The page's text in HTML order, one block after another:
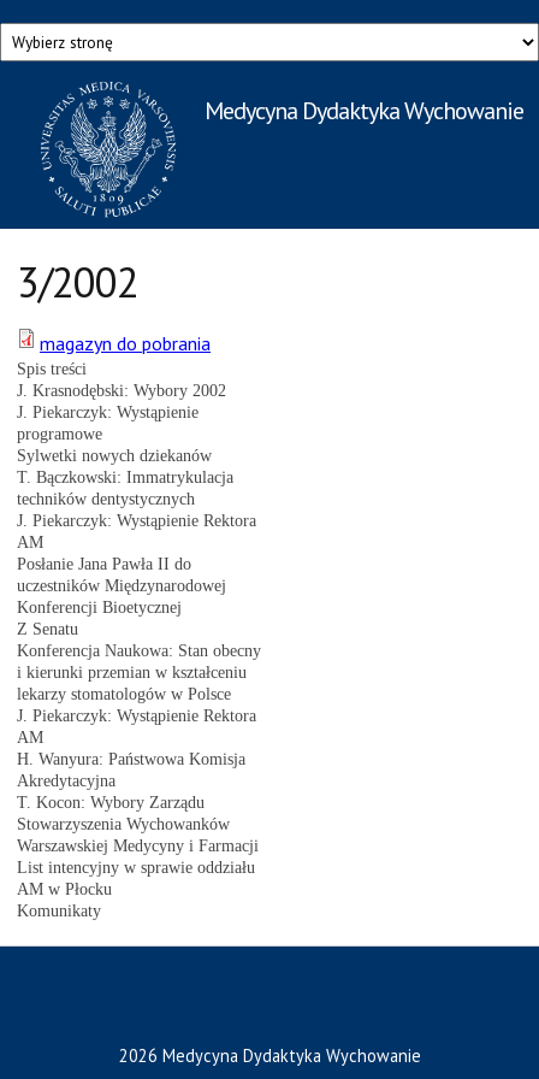
Przejdź do treści
Medycyna Dydaktyka Wychowanie
Rzecznik Prasowy
Warszawskiego Uniwersytetu Medycznego
3/2002
magazyn do pobrania
Spis treści
J. Krasnodębski: Wybory 2002
J. Piekarczyk: Wystąpienie
programowe
Sylwetki nowych dziekanów
T. Bączkowski: Immatrykulacja
techników dentystycznych
J. Piekarczyk: Wystąpienie Rektora
AM
Posłanie Jana Pawła II do
uczestników Międzynarodowej
Konferencji Bioetycznej
Z Senatu
Konferencja Naukowa: Stan obecny
i kierunki przemian w kształceniu
lekarzy stomatologów w Polsce
J. Piekarczyk: Wystąpienie Rektora
AM
H. Wanyura: Państwowa Komisja
Akredytacyjna
T. Kocon: Wybory Zarządu
Stowarzyszenia Wychowanków
Warszawskiej Medycyny i Farmacji
List intencyjny w sprawie oddziału
AM w Płocku
Komunikaty
2026 Medycyna Dydaktyka Wychowanie